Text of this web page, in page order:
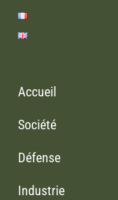
Accueil
Société
Défense
Industrie